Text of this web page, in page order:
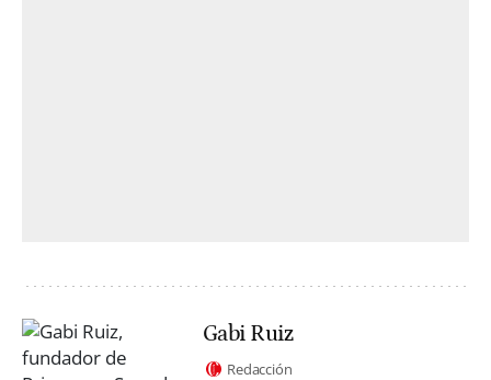
Gabi Ruiz
Redacción